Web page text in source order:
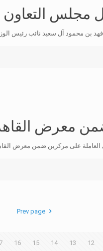
مجلس التعاون
بن محمود آل سعيد نائب رئيس
معرض
Prev page
12
13
14
15
16